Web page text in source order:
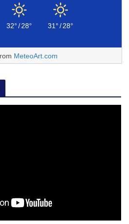
32°/28° 31°/28°
MeteoArt.com